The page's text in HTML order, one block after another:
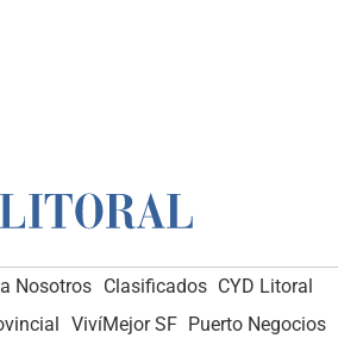
Nosotros Clasificados CYD Litoral
VivíMejor SF Puerto Negocios